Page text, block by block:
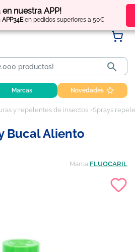
en nuestra APP!
APP34Een pedidos superiores a 50€
puntos por tus compras

Marcas Novedades
y repelentes de insectos Sprays
Bucal Aliento
Marca FLUOCARIL